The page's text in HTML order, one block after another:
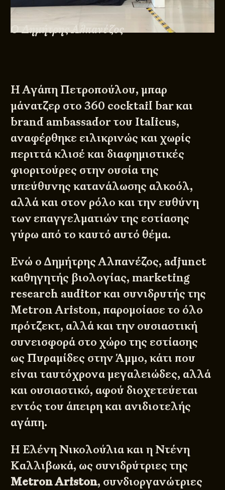
Ο Δημήτρης Αλπανέζος
Η Αγάπη Πετροπούλου, μπαρ
μάνατζερ στο 360 cocktail bar και
brand ambassador του Italicus,
αναφέρθηκε ειλικρινώς και χωρίς
περιττά κλισέ και διαφημιστικές
φιοριτούρες στην ουσία της
υπεύθυνης κατανάλωσης αλκοόλ,
αλλά και στον ρόλο και την ευθύνη
των επαγγελματιών της εστίασης
γύρω από το καυτό αυτό θέμα.
Ενώ ο Δημήτρης Αλπανέζος, adjunct
καθηγητής βιολογίας, marketing
research auditor και συνιδρυτής της
Metron Ariston, παρομοίασε το όλο
πρότζεκτ, αλλά και την ουσιαστική
συνεισφορά στο χώρο της εστίασης
ως Πυραμίδες στην Άμμο, κάτι που
είναι ταυτόχρονα μεγαλειώδες, αλλά
και ουσιαστικό, αφού διοχετεύεται
εντός του άπειρη και ανιδιοτελής
αγάπη.
Η Ελένη Νικολούλια και η Ντένη
Καλλιβωκά, ως συνιδρύτριες της
Metron Ariston, συνδιοργανώτριες